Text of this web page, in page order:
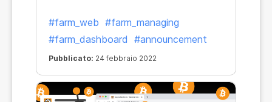
#farm_web #farm_managing
#farm_dashboard #announcement
Pubblicato: 24 febbraio 2022